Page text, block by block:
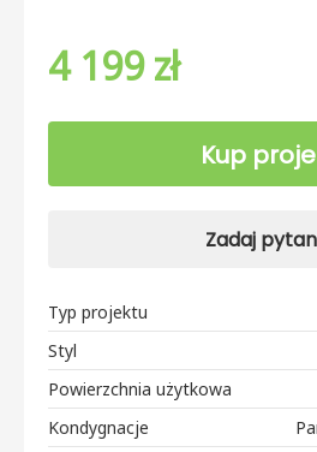
4 199 zł
Kup
Zadaj
Typ projektu
Styl
Powierzchnia użytkowa
Kondygnacje